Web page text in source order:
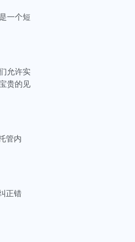
一个短
允许实
贵的见
管内
正错